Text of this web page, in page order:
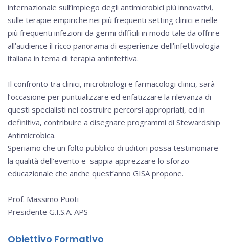
internazionale sull’impiego degli antimicrobici più innovativi,
sulle terapie empiriche nei più frequenti setting clinici e nelle
più frequenti infezioni da germi difficili in modo tale da offrire
all’audience il ricco panorama di esperienze dell’infettivologia
italiana in tema di terapia antinfettiva.
Il confronto tra clinici, microbiologi e farmacologi clinici, sarà
l’occasione per puntualizzare ed enfatizzare la rilevanza di
questi specialisti nel costruire percorsi appropriati, ed in
definitiva, contribuire a disegnare programmi di Stewardship
Antimicrobica.
Speriamo che un folto pubblico di uditori possa testimoniare
la qualità dell’evento e sappia apprezzare lo sforzo
educazionale che anche quest’anno GISA propone.
Prof. Massimo Puoti
Presidente G.I.S.A. APS
Obiettivo Formativo